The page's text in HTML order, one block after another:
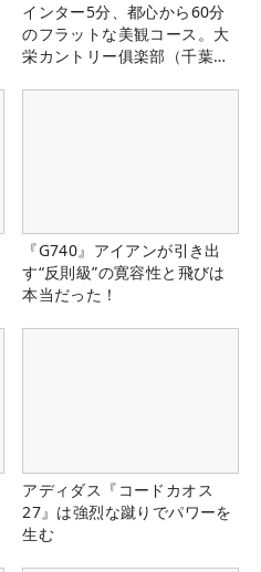
インター5分、都心から60分
のフラットな美観コース。大
栄カントリー俱楽部（千葉
『G740』アイアンが引き出
す“反則級”の寛容性と飛びは
本当だった！
アディダス『コードカオス
27』は強烈な蹴りでパワーを
生む